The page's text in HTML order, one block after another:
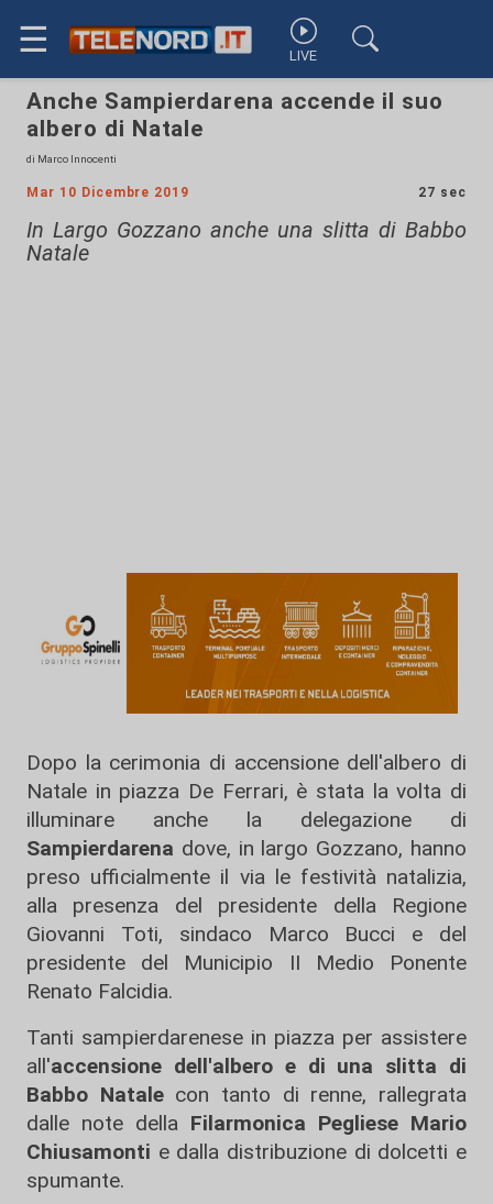
☰ LIVE
Anche Sampierdarena accende il suo
albero di Natale
di Marco Innocenti
Mar 10 Dicembre 2019 27 sec
In Largo Gozzano anche una slitta di Babbo
Natale
Dopo la cerimonia di accensione dell'albero di
Natale in piazza De Ferrari, è stata la volta di
illuminare anche la delegazione di
Sampierdarena dove, in largo Gozzano, hanno
preso ufficialmente il via le festività natalizia,
alla presenza del presidente della Regione
Giovanni Toti, sindaco Marco Bucci e del
presidente del Municipio II Medio Ponente
Renato Falcidia.
Tanti sampierdarenese in piazza per assistere
all'accensione dell'albero e di una slitta di
Babbo Natalecon tanto di renne, rallegrata
dalle note della Filarmonica Pegliese Mario
Chiusamonti e dalla distribuzione di dolcetti e
spumante.